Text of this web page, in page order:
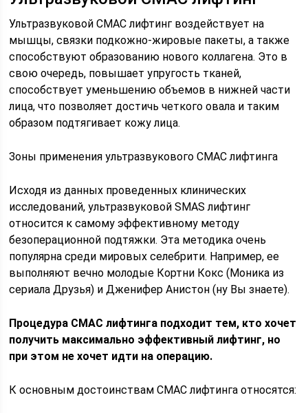
Ультразвуковой СМАС лифтинг воздействует на
мышцы, связки подкожно-жировые пакеты, а также
способствуют образованию нового коллагена. Это в
свою очередь, повышает упругость тканей,
способствует уменьшению объемов в нижней части
лица, что позволяет достичь четкого овала и таким
образом подтягивает кожу лица.
Зоны применения ультразвукового СМАС лифтинга
Исходя из данных проведенных клинических
исследований, ультразвуковой SMAS лифтинг
относится к самому эффективному методу
безоперационной подтяжки. Эта методика очень
популярна среди мировых селебрити. Например, ее
выполняют вечно молодые Кортни Кокс (Моника из
сериала Друзья) и Дженифер Анистон (ну Вы знаете).
Процедура СМАС лифтинга подходит тем, кто хочет
получить максимально эффективный лифтинг, но
при этом не хочет идти на операцию.
К основным достоинствам СМАС лифтинга относятся: